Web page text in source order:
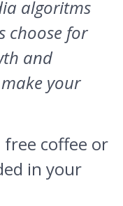
algoritms
choose for
and
your
free coffee or
in your